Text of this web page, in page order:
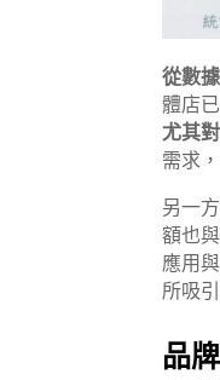
從數
體店
尤其
需求
另一
額也
應用
所吸
品